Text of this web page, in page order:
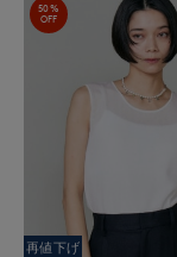
50%
OFF
再値下げ